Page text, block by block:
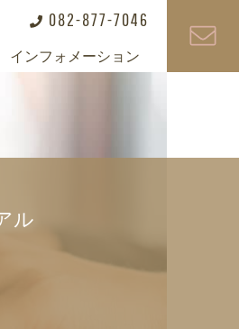
082-877-7046
インフォメーション
ル